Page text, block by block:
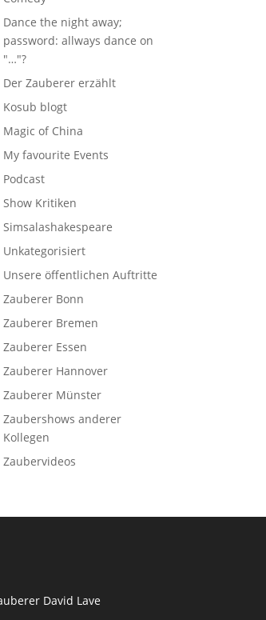
Dance the night away;
password: allways dance on
"…"?
Der Zauberer erzählt
Kosub blogt
Magic of China
My favourite Events
Podcast
Show Kritiken
Simsalashakespeare
Unkategorisiert
Unsere öffentlichen Auftritte
Zauberer Bonn
Zauberer Bremen
Zauberer Essen
Zauberer Hannover
Zauberer Münster
Zaubershows anderer
Kollegen
Zaubervideos
David Lave